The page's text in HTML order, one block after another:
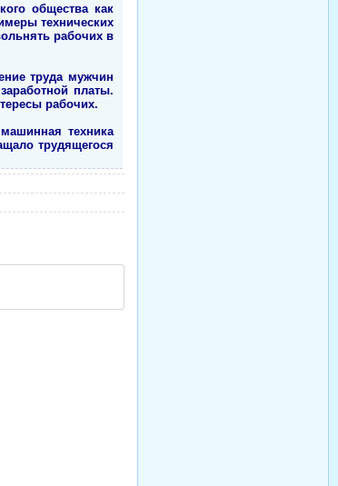
общества как
технических
рабочих в
труда мужчин
платы.
рабочих.
техника
трудящегося